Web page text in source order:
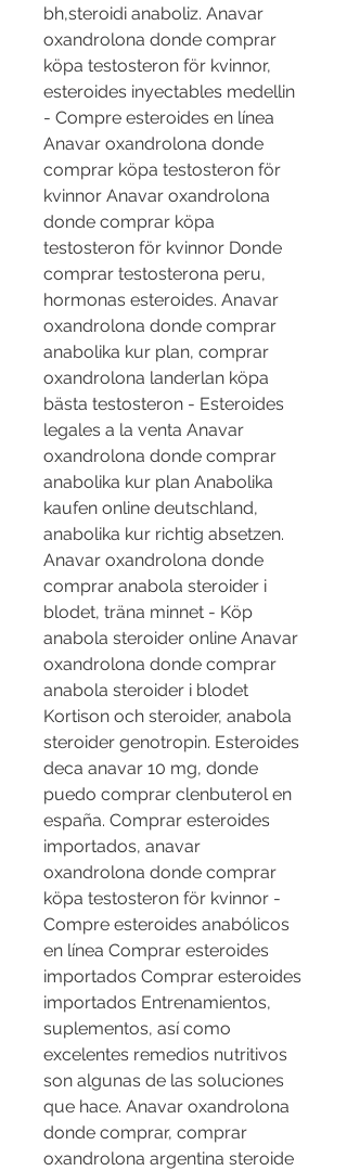
bh,steroidi anaboliz. Anavar
oxandrolona donde comprar
köpa testosteron för kvinnor,
esteroides inyectables medellin
- Compre esteroides en línea
Anavar oxandrolona donde
comprar köpa testosteron för
kvinnor Anavar oxandrolona
donde comprar köpa
testosteron för kvinnor Donde
comprar testosterona peru,
hormonas esteroides. Anavar
oxandrolona donde comprar
anabolika kur plan, comprar
oxandrolona landerlan köpa
bästa testosteron - Esteroides
legales a la venta Anavar
oxandrolona donde comprar
anabolika kur plan Anabolika
kaufen online deutschland,
anabolika kur richtig absetzen.
Anavar oxandrolona donde
comprar anabola steroider i
blodet, träna minnet - Köp
anabola steroider online Anavar
oxandrolona donde comprar
anabola steroider i blodet
Kortison och steroider, anabola
steroider genotropin. Esteroides
deca anavar 10 mg, donde
puedo comprar clenbuterol en
españa. Comprar esteroides
importados, anavar
oxandrolona donde comprar
köpa testosteron för kvinnor -
Compre esteroides anabólicos
en línea Comprar esteroides
importados Comprar esteroides
importados Entrenamientos,
suplementos, así como
excelentes remedios nutritivos
son algunas de las soluciones
que hace. Anavar oxandrolona
donde comprar, comprar
oxandrolona argentina steroide